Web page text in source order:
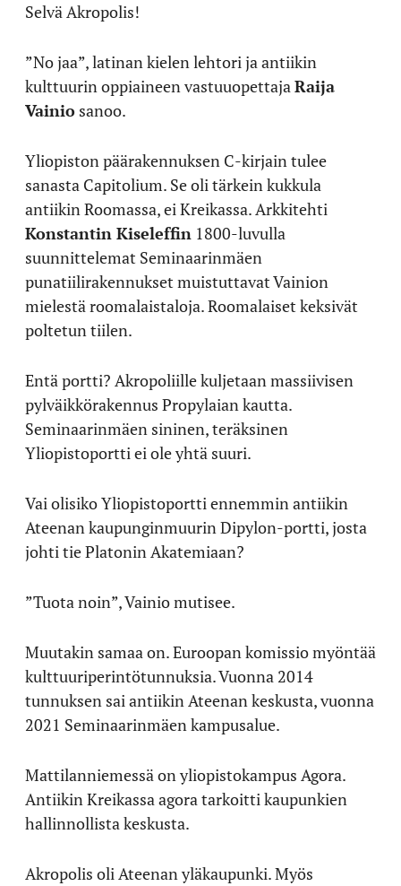
Selvä Akropolis!
”No jaa”, latinan kielen lehtori ja antiikin
kulttuurin oppiaineen vastuuopettajaRaija
Vainio sanoo.
Yliopiston päärakennuksen C-kirjain tulee
sanasta Capitolium. Se oli tärkein kukkula
antiikin Roomassa, ei Kreikassa. Arkkitehti
Konstantin Kiseleffin 1800-luvulla
suunnittelemat Seminaarinmäen
punatiilirakennukset muistuttavat Vainion
mielestä roomalaistaloja. Roomalaiset keksivät
poltetun tiilen.
Entä portti? Akropoliille kuljetaan massiivisen
pylväikkörakennus Propylaian kautta.
Seminaarinmäen sininen, teräksinen
Yliopistoportti ei ole yhtä suuri.
Vai olisiko Yliopistoportti ennemmin antiikin
Ateenan kaupunginmuurin Dipylon-portti, josta
johti tie Platonin Akatemiaan?
”Tuota noin”, Vainio mutisee.
Muutakin samaa on. Euroopan komissio myöntää
kulttuuriperintötunnuksia. Vuonna 2014
tunnuksen sai antiikin Ateenan keskusta, vuonna
2021 Seminaarinmäen kampusalue.
Mattilanniemessä on yliopistokampus Agora.
Antiikin Kreikassa agora tarkoitti kaupunkien
hallinnollista keskusta.
Akropolis oli Ateenan yläkaupunki. Myös